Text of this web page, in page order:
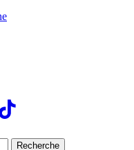
Recherche